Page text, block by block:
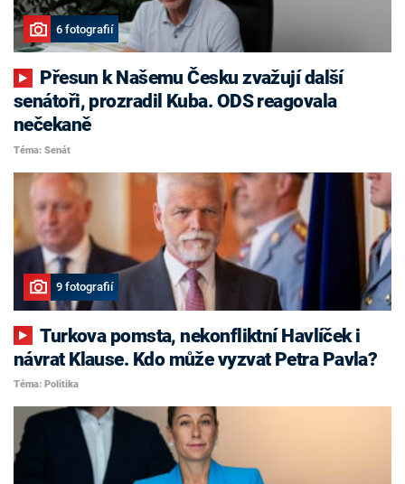
6 fotografií
senátoři, prozradil Kuba. ODS reagovala
nečekaně
Téma: Senát
9 fotografií
Turkova pomsta, nekonfliktní Havlíček i
návrat Klause. Kdo může vyzvat Petra Pavla?
Téma: Politika